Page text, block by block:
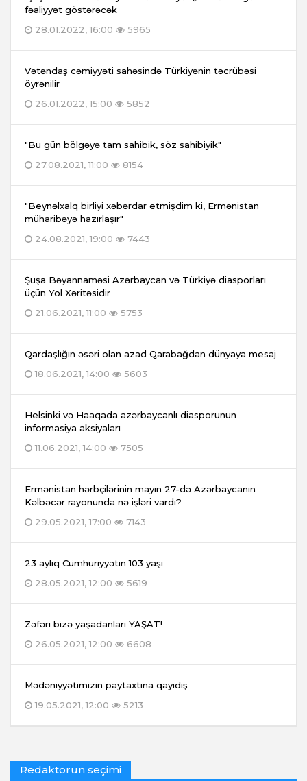
fəaliyyət göstərəcək
28.01.2022, 16:00
5965
Vətəndaş cəmiyyəti sahəsində Türkiyənin təcrübəsi
öyrənilir
26.01.2022, 15:00
5852
"Bu gün bölgəyə tam sahibik, söz sahibiyik"
27.08.2021, 11:00
8154
"Beynəlxalq birliyi xəbərdar etmişdim ki, Ermənistan
müharibəyə hazırlaşır"
24.08.2021, 19:00
7443
Şuşa Bəyannaməsi Azərbaycan və Türkiyə diasporları
üçün Yol Xəritəsidir
21.06.2021, 11:00
5753
Qardaşlığın əsəri olan azad Qarabağdan dünyaya mesaj
18.06.2021, 14:00
5603
Helsinki və Haaqada azərbaycanlı diasporunun
informasiya aksiyaları
11.06.2021, 14:00
7505
Ermənistan hərbçilərinin mayın 27-də Azərbaycanın
Kəlbəcər rayonunda nə işləri vardı?
29.05.2021, 17:00
7143
23 aylıq Cümhuriyyətin 103 yaşı
28.05.2021, 12:00
5619
Zəfəri bizə yaşadanları YAŞAT!
26.05.2021, 12:00
6608
Mədəniyyətimizin paytaxtına qayıdış
19.05.2021, 12:00
5213
Redaktorun seçimi